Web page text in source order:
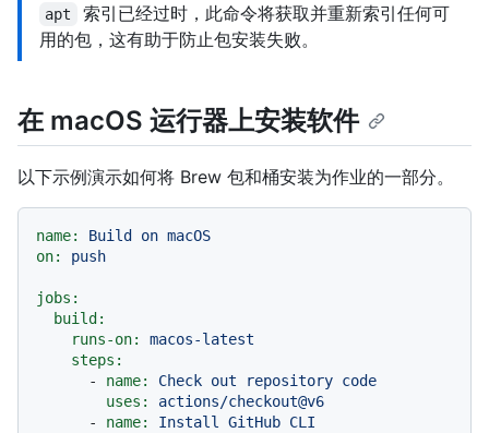
apt
索引已经过时，此命令将获取并重新索引任何可
用的包，这有助于防止包安装失败。
在 macOS 运行器上安装软件
以下示例演示如何将 Brew 包和桶安装为作业的一部分。
name: Build on macOS
on:
push
jobs:
build:
runs-on:
macos-latest
steps:
-
name: Check out repository code
uses:
actions/checkout@v6
-
name: Install GitHub CLI